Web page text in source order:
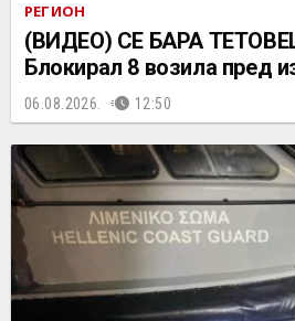
РЕГИОН
(ВИДЕО) СЕ БАРА
Блокирал 8 возила пред
06.08.2026. 12:50